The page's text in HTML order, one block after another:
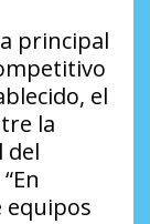
principal
el
la
del
equipos